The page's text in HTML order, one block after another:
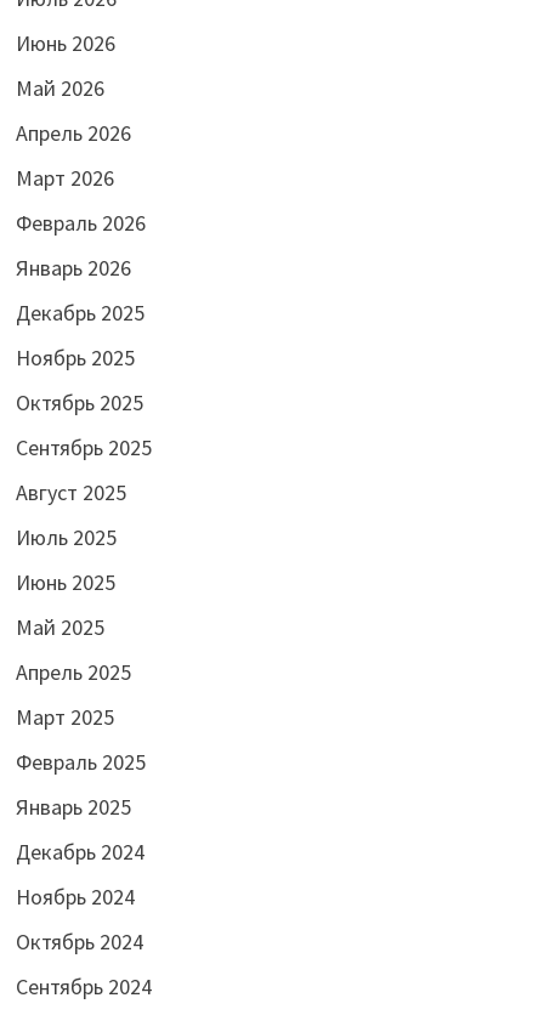
Июнь 2026
Май 2026
Апрель 2026
Март 2026
Февраль 2026
Январь 2026
Декабрь 2025
Ноябрь 2025
Октябрь 2025
Сентябрь 2025
Август 2025
Июль 2025
Июнь 2025
Май 2025
Апрель 2025
Март 2025
Февраль 2025
Январь 2025
Декабрь 2024
Ноябрь 2024
Октябрь 2024
Сентябрь 2024